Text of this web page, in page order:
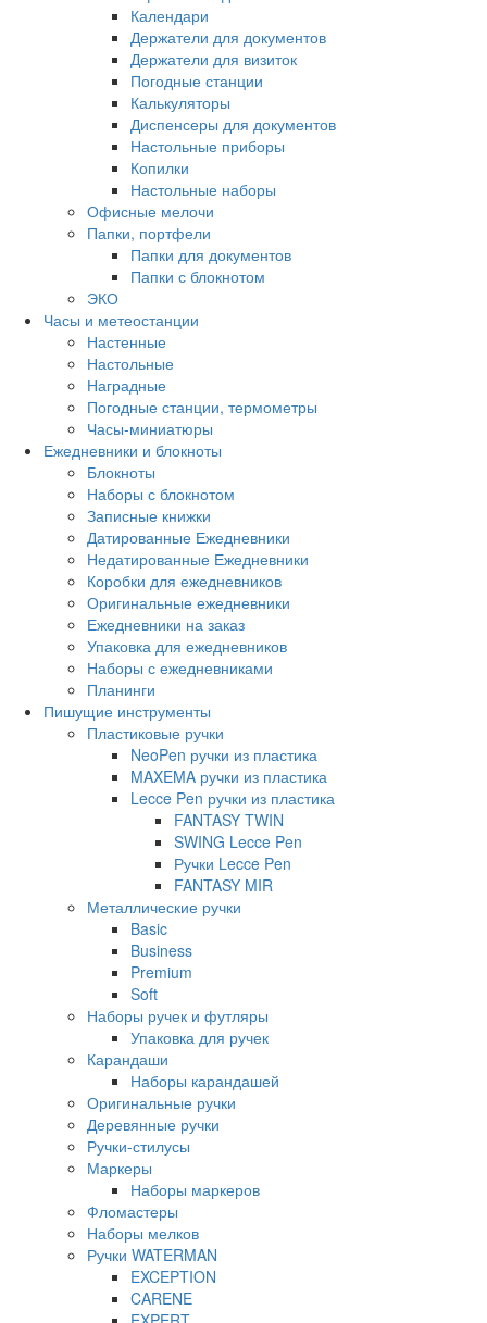
Календари
Держатели для документов
Держатели для визиток
Погодные станции
Калькуляторы
Диспенсеры для документов
Настольные приборы
Копилки
Настольные наборы
Офисные мелочи
Папки, портфели
Папки для документов
Папки с блокнотом
ЭКО
Часы и метеостанции
Настенные
Настольные
Наградные
Погодные станции, термометры
Часы-миниатюры
Ежедневники и блокноты
Блокноты
Наборы с блокнотом
Записные книжки
Датированные Ежедневники
Недатированные Ежедневники
Коробки для ежедневников
Оригинальные ежедневники
Ежедневники на заказ
Упаковка для ежедневников
Наборы с ежедневниками
Планинги
Пишущие инструменты
Пластиковые ручки
NeoPen ручки из пластика
MAXEMA ручки из пластика
Lecce Pen ручки из пластика
FANTASY TWIN
SWING Lecce Pen
Ручки Lecce Pen
FANTASY MIR
Металлические ручки
Basic
Business
Premium
Soft
Наборы ручек и футляры
Упаковка для ручек
Карандаши
Наборы карандашей
Оригинальные ручки
Деревянные ручки
Ручки-стилусы
Маркеры
Наборы маркеров
Фломастеры
Наборы мелков
Ручки WATERMAN
EXCEPTION
CARENE